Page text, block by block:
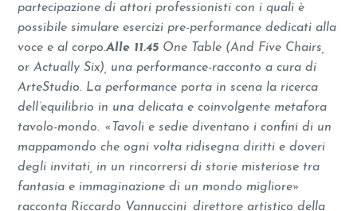
partecipazione di attori professionisti con i quali è
possibile simulare esercizi pre-performance dedicati alla
voce e al corpo.Alle 11.45 One Table (And Five Chairs,
or Actually Six), una performance-racconto a cura di
ArteStudio. La performance porta in scena la ricerca
dell’equilibrio in una delicata e coinvolgente metafora
tavolo-mondo. «Tavoli e sedie diventano i confini di un
mappamondo che ogni volta ridisegna diritti e doveri
degli invitati, in un rincorrersi di storie misteriose tra
fantasia e immaginazione di un mondo migliore»
racconta Riccardo Vannuccini, direttore artistico della